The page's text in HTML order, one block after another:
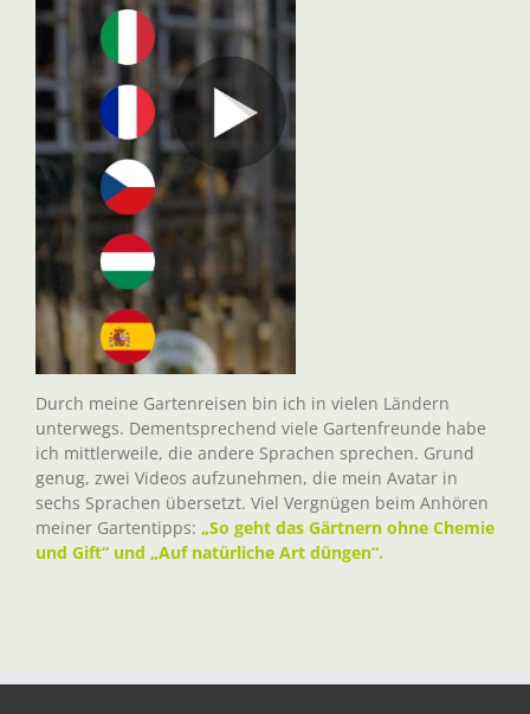
Durch meine Gartenreisen bin ich in vielen Ländern
unterwegs. Dementsprechend viele Gartenfreunde habe
ich mittlerweile, die andere Sprachen sprechen. Grund
genug, zwei Videos aufzunehmen, die mein Avatar in
sechs Sprachen übersetzt. Viel Vergnügen beim Anhören
meiner Gartentipps: „So geht das Gärtnern ohne Chemie
und Gift“ und „Auf natürliche Art düngen“.